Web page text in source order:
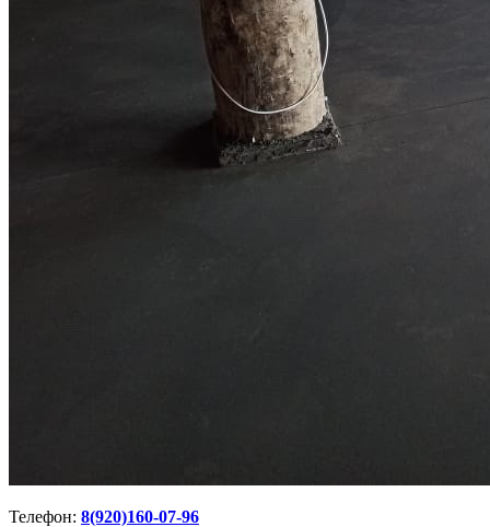
Телефон: 8(920)160-07-96